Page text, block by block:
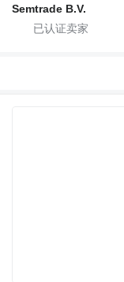
Semtrade B.V.